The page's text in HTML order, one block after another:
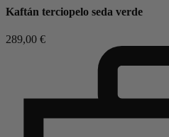
Kaftán terciopelo seda verde
289,00 €